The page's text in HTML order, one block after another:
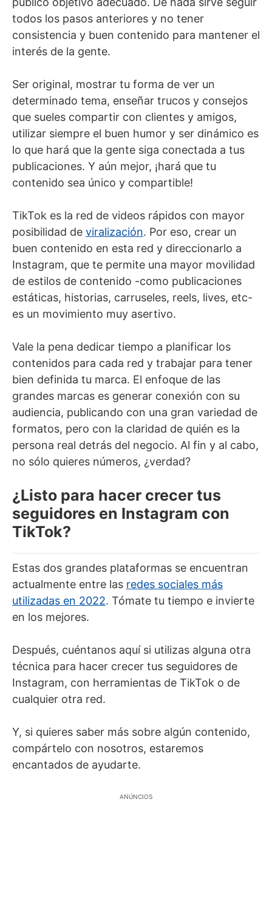
todos los pasos anteriores y no tener
consistencia y buen contenido para mantener el
interés de la gente.
Ser original, mostrar tu forma de ver un
determinado tema, enseñar trucos y consejos
que sueles compartir con clientes y amigos,
utilizar siempre el buen humor y ser dinámico es
lo que hará que la gente siga conectada a tus
publicaciones. Y aún mejor, ¡hará que tu
contenido sea único y compartible!
TikTok es la red de videos rápidos con mayor
posibilidad de viralización. Por eso, crear un
buen contenido en esta red y direccionarlo a
Instagram, que te permite una mayor movilidad
de estilos de contenido -como publicaciones
estáticas, historias, carruseles, reels, lives, etc-
es un movimiento muy asertivo.
Vale la pena dedicar tiempo a planificar los
contenidos para cada red y trabajar para tener
bien definida tu marca. El enfoque de las
grandes marcas es generar conexión con su
audiencia, publicando con una gran variedad de
formatos, pero con la claridad de quién es la
persona real detrás del negocio. Al fin y al cabo,
no sólo quieres números, ¿verdad?
¿Listo para hacer crecer tus
seguidores en Instagram con
TikTok?
Estas dos grandes plataformas se encuentran
actualmente entre las redes sociales más
utilizadas en 2022. Tómate tu tiempo e invierte
en los mejores.
Después, cuéntanos aquí si utilizas alguna otra
técnica para hacer crecer tus seguidores de
Instagram, con herramientas de TikTok o de
cualquier otra red.
Y, si quieres saber más sobre algún contenido,
compártelo con nosotros, estaremos
encantados de ayudarte.
ANÚNCIOS